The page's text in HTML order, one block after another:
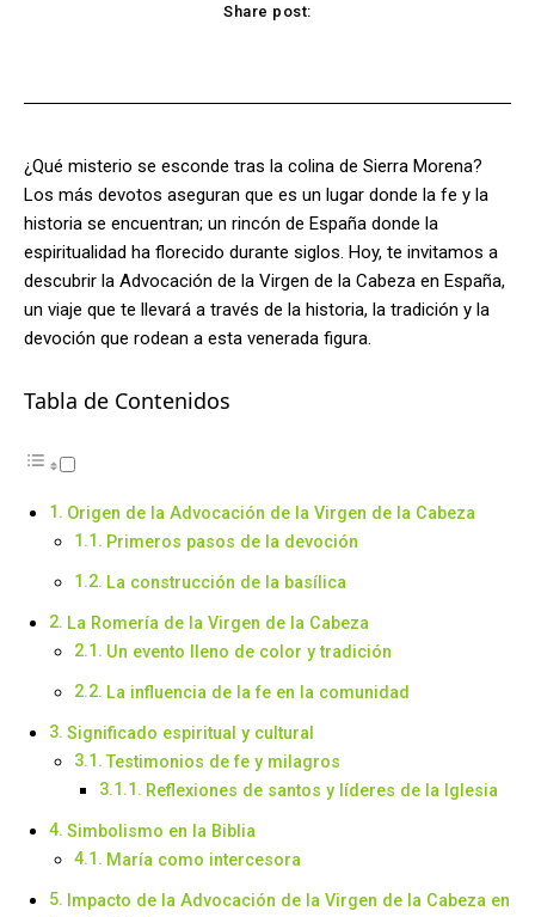
Share post:
¿Qué misterio se esconde tras la colina de Sierra Morena?
Los más devotos aseguran que es un lugar donde la fe y la
historia se encuentran; un rincón de España donde la
espiritualidad ha florecido durante siglos. Hoy, te invitamos a
descubrir la Advocación de la Virgen de la Cabeza en España,
un viaje que te llevará a través de la historia, la tradición y la
devoción que rodean a esta venerada figura.
Tabla de Contenidos
Origen de la Advocación de la Virgen de la Cabeza
Primeros pasos de la devoción
La construcción de la basílica
La Romería de la Virgen de la Cabeza
Un evento lleno de color y tradición
La influencia de la fe en la comunidad
Significado espiritual y cultural
Testimonios de fe y milagros
Reflexiones de santos y líderes de la Iglesia
Simbolismo en la Biblia
María como intercesora
Impacto de la Advocación de la Virgen de la Cabeza en